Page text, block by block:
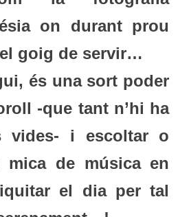
on durant prou
goig de servir…
és una sort poder
-que tant n’hi ha
vides- i escoltar o
mica de música en
el dia per tal